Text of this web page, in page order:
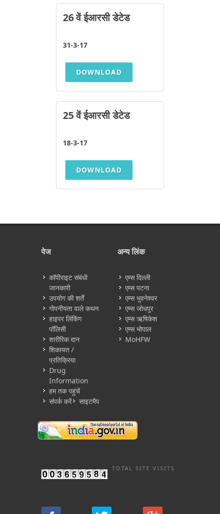
26 वें ईआरसी डेटेड
31-3-17
DOWNLOAD
25 वें ईआरसी डेटेड
18-3-17
DOWNLOAD
पेज
कॉपीराइट संबंधी
जानकारी
उपयोग की शर्तें
गोपनीयता वाले कथन
हाइपर लिंकिंग
पॉलिसी
शारीरिक दान
शिकायत /
प्रतिक्रिया
Drug
Information
हम तक पहुंचें
संपर्क करें
साइटमैप
अन्य लिंक
एम्स दिल्ली
एम्स पटना
एम्स भुवनेश्वर
एम्स जोधपुर
एम्स ऋषिकेश
एम्स भोपाल
MoHFW
TOTAL SITE VISITS